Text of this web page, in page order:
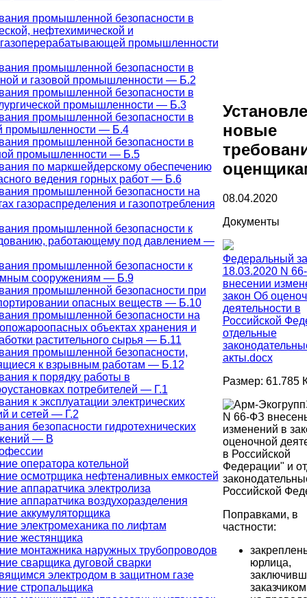
промышленной безопасности в
нефтехимической и
промышленности
промышленной безопасности в
и газовой промышленности — Б.2
промышленной безопасности в
промышленности — Б.3
промышленной безопасности в
промышленности — Б.4
промышленной безопасности в
промышленности — Б.5
по маркшейдерскому обеспечению
ведения горных работ — Б.6
промышленной безопасности на
газораспределения и газопотребления
промышленной безопасности к
работающему под давлением —
промышленной безопасности к
сооружениям — Б.9
промышленной безопасности при
опасных веществ — Б.10
промышленной безопасности на
объектах хранения и
растительного сырья — Б.11
промышленной безопасности,
к взрывным работам — Б.12
к порядку работы в
потребителей — Г.1
к эксплуатации электрических
и сетей — Г.2
безопасности гидротехнических
— В
оператора котельной
осмотрщика нефтеналивных емкостей
аппаратчика электролиза
аппаратчика воздухоразделения
аккумуляторщика
электромеханика по лифтам
жестянщика
монтажника наружных трубопроводов
сварщика дуговой сварки
электродом в защитном газе
стропальщика
новые
08.04.2020
Документы
Федеральный
18.03.2020 N
внесении
закон Об
деятельности в
Российской
отдельные
акты.docx
Размер: 61.785
N 66-ФЗ
изменений в
оценочной
в Российской
Федерации" и
Российской
Поправками, в
частности:
юрлица,